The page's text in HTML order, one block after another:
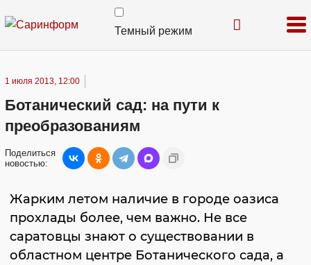
Темный режим
1 июля 2013, 12:00
Ботанический сад: на пути к
преобразованиям
Поделиться
новостью:
Жарким летом наличие в городе оазиса
прохлады более, чем важно. Не все
саратовцы знают о существовании в
областном центре Ботанического сада, а